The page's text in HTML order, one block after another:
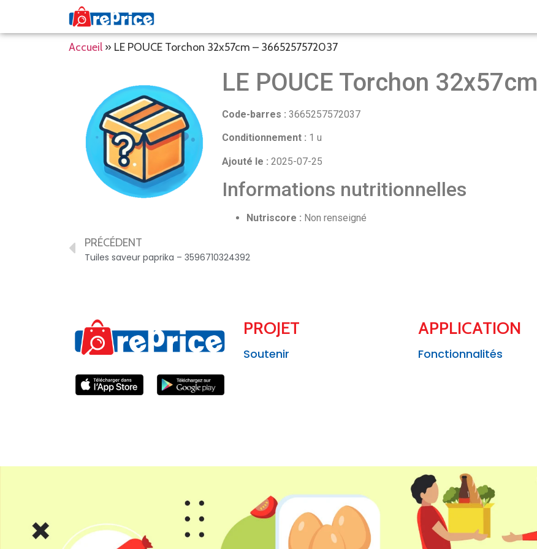
Accueil » LE POUCE Torchon 32x57cm – 3665257572037
LE POUCE Torchon 32x57cm
Code-barres : 3665257572037
Conditionnement : 1 u
Ajouté le : 2025-07-25
Informations nutritionnelles
Nutriscore : Non renseigné
PRÉCÉDENT
Tuiles saveur paprika – 3596710324392
PROJET
Soutenir
APPLICATION
Fonctionnalités